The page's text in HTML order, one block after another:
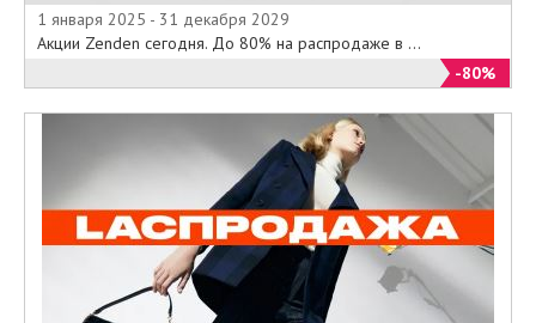
1 января 2025 - 31 декабря 2029
Акции Zenden сегодня. До 80% на распродаже в ...
-80%